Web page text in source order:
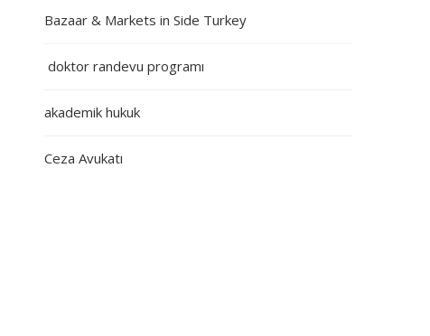
Bazaar & Markets in Side Turkey
doktor randevu programı
akademik hukuk
Ceza Avukatı